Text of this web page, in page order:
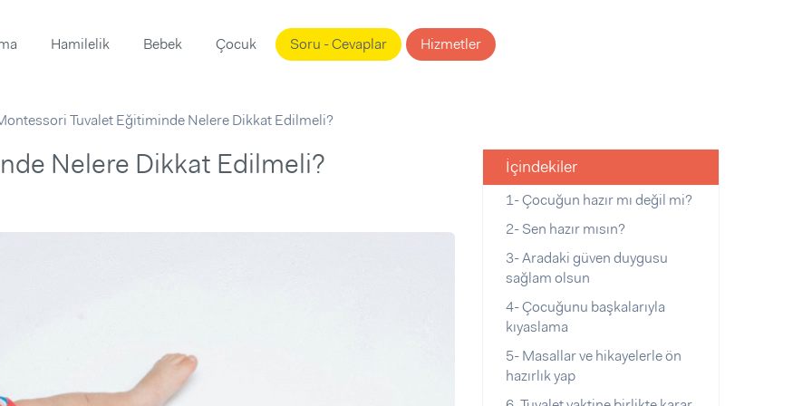
Hamilelik Bebek Çocuk Soru - Cevaplar Hizmetler
Tuvalet Eğitiminde Nelere Dikkat Edilmeli?
Nelere Dikkat Edilmeli? İçindekiler
1- Çocuğun hazır mı değil mi?
2- Sen hazır mısın?
3- Aradaki güven duygusu
sağlam olsun
4- Çocuğunu başkalarıyla
kıyaslama
5- Masallar ve hikayelerle ön
hazırlık yap